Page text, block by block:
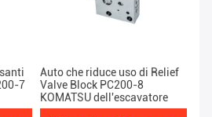
7
Auto che riduce uso di Relief
Valve Block PC200-8
KOMATSU dell'escavatore